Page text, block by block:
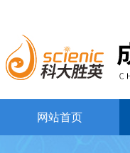
网站首页